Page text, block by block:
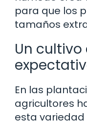
para que los
tamaños
Un
En las
agricultores
esta